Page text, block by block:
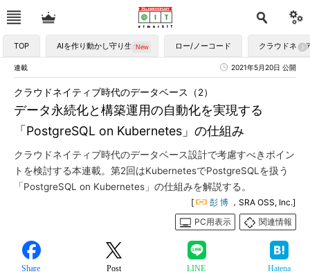
TOP AIを作り動かし守り生かす ロー/ノーコード クラウドネイ
連載 2021年5月20日 公開
データ永続化と構築運用の自動化を実現する
「PostgreSQL on Kubernetes」の仕組み
クラウドネイティブ時代のデータベース（2）
クラウドネイティブ時代のデータベース設計で考慮すべきポイン
トを検討する本連載。第2回はKubernetesでPostgreSQLを扱う
「PostgreSQL on Kubernetes」の仕組みを解説する。
[ 彭 博 ，SRA OSS, Inc.]
PC用表示
関連情報
Share Post LINE Hatena